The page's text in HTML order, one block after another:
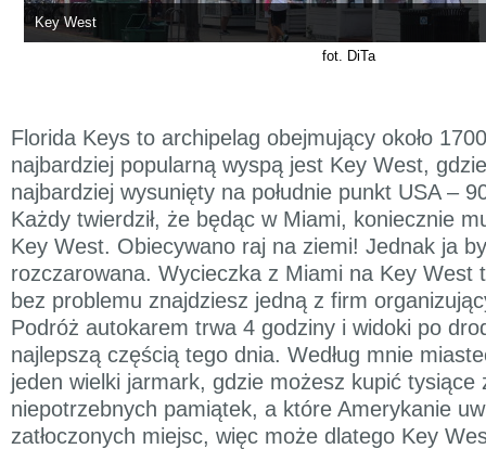
Key West
fot. DiTa
Florida Keys to archipelag obejmujący około
najbardziej popularną wyspą jest Key West,
najbardziej wysunięty na południe punkt USA –
Każdy twierdził, że będąc w Miami, koniecznie
Key West. Obiecywano raj na ziemi! Jednak ja
rozczarowana. Wycieczka z Miami na Key West
bez problemu znajdziesz jedną z firm
Podróż autokarem trwa 4 godziny i widoki po
najlepszą częścią tego dnia. Według mnie
jeden wielki jarmark, gdzie możesz kupić tysiące
niepotrzebnych pamiątek, a które Amerykanie
zatłoczonych miejsc, więc może dlatego Key